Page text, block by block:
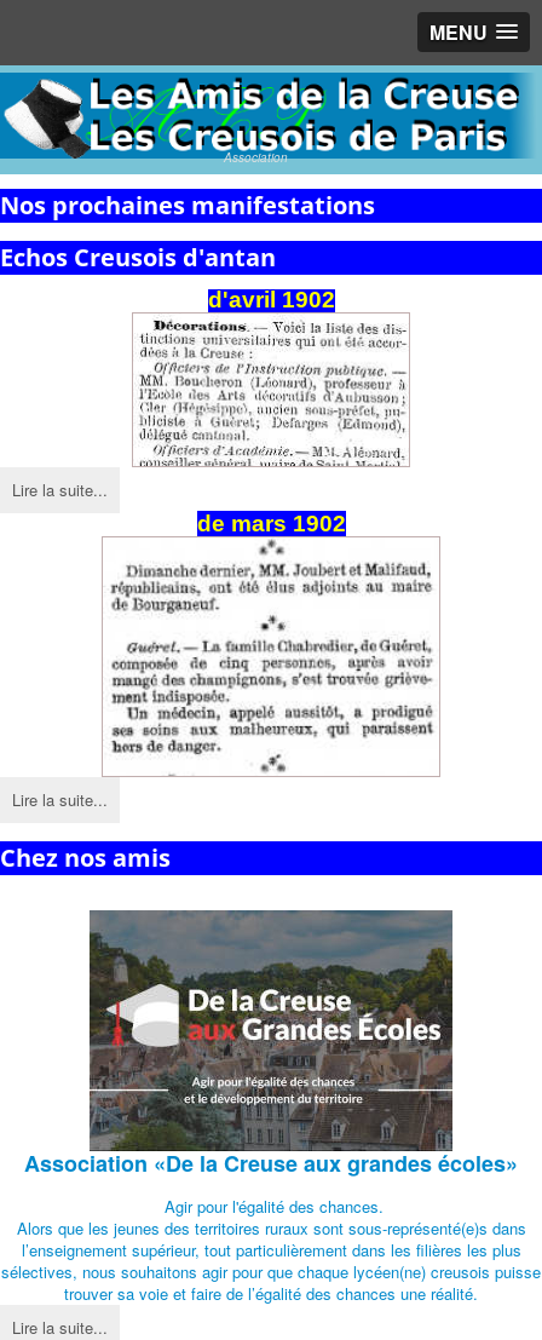
MENU
Association
Nos prochaines manifestations
Echos Creusois d'antan
d'avril 1902
Lire la suite...
de mars 1902
Lire la suite...
Chez nos amis
Association «De la Creuse aux grandes écoles»
Agir pour l'égalité des chances.
Alors que les jeunes des territoires ruraux sont sous-représenté(e)s dans
l’enseignement supérieur, tout particulièrement dans les filières les plus
sélectives, nous souhaitons agir pour que chaque lycéen(ne) creusois puisse
trouver sa voie et faire de l’égalité des chances une réalité.
Lire la suite...